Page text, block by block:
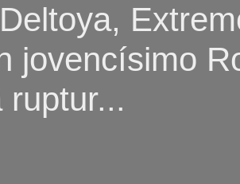
jovencísimo
ruptur...